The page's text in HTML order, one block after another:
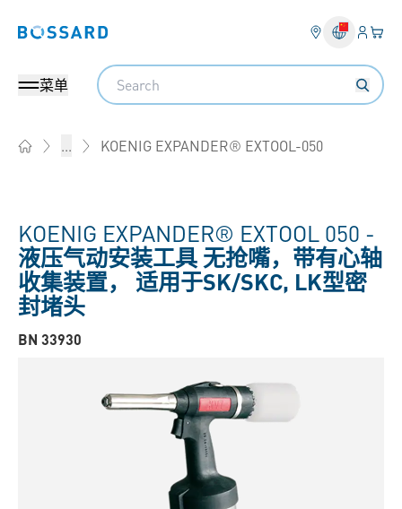
Bossard homepage 登入
您
菜单
Search
... KOENIG EXPANDER® EXTOOL-050
KOENIG EXPANDER® EXTOOL 050 -
液压气动安装工具 无抢嘴，带有心轴
收集装置， 适用于SK/SKC, LK型密
封堵头
BN 33930